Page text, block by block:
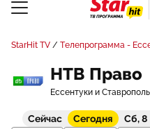
StarHit TV Телепрограмма -
НТВ Право
Ессентуки и
Сейчас Сегодня Сб, 8